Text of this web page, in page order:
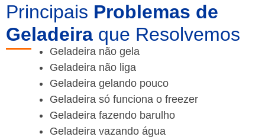
Principais Problemas de
Geladeira que Resolvemos
Geladeira não gela
Geladeira não liga
Geladeira gelando pouco
Geladeira só funciona o freezer
Geladeira fazendo barulho
Geladeira vazando água